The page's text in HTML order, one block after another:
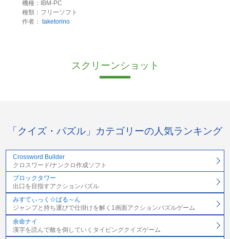
機種：IBM-PC
種類：フリーソフト
作者： taketorino
スクリーンショット
「クイズ・パズル」カテゴリーの人気ランキング
Crossword Builder
クロスワード/ナンクロ作成ソフト
ブロックタワー
出口を目指すアクションパズル
みすてぃっく☆ばる～ん
ジャンプと持ち運びで仕掛けを解く1画面アクションパズルゲーム
余命ナイ
漢字を読んで敵を倒していくタイピングクイズゲーム